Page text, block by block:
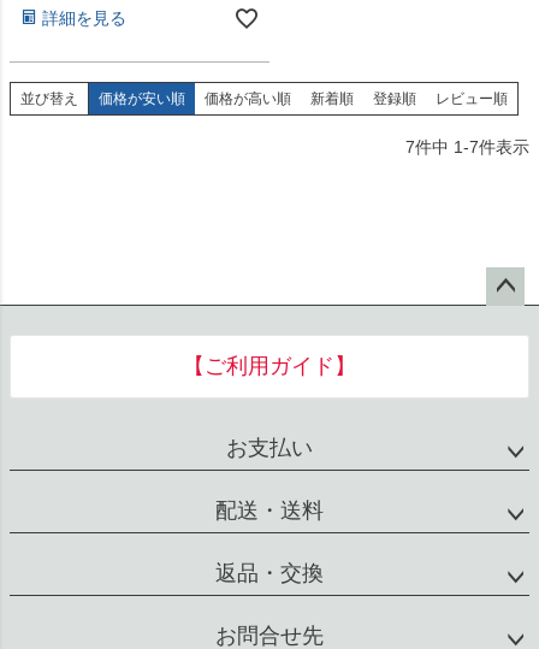
詳細を見る
並び替え 価格が安い順 価格が高い順 新着順 登録順 レビュー順
7件中 1-7件表示
へ
【ご利用ガイド】
お支払い
配送・送料
返品・交換
お問合せ先